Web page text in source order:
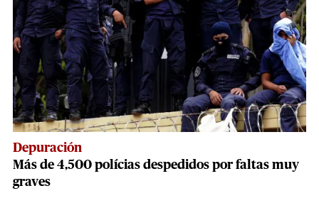
Depuración
Más de 4,500 polícias despedidos por faltas muy
graves